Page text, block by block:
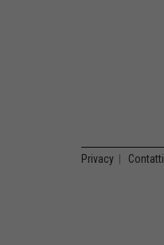
Privacy Contatti